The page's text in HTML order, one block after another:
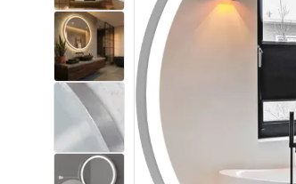
Tuš Kanalice
WC školjke
Umivaonici
Kade i paravani